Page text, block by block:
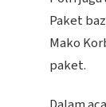
Paket
Mako
paket.